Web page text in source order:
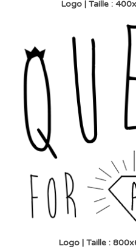
Logo | Taille :
Logo | Taille :